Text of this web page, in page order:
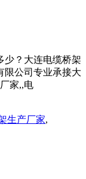
少？大连电缆桥架
限公司专业承接大
家,,电
生产厂家,